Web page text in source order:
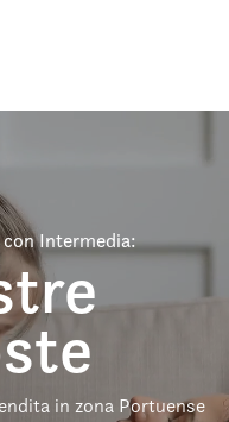
con Intermedia:
in zona Portuense